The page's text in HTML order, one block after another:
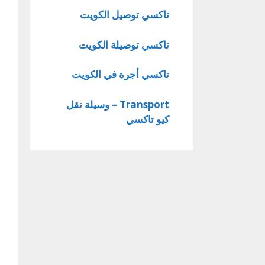
تاكسي توصيل الكويت
تاكسي توصيلة الكويت
تاكسي أجرة في الكويت
Transport – وسيلة نقل
كيو تاكسي